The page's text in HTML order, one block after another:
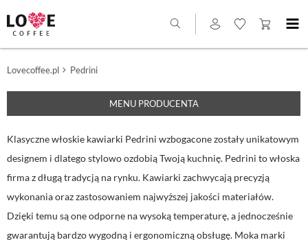
Lovecoffee.pl Pedrini
MENU PRODUCENTA
Klasyczne włoskie kawiarki Pedrini wzbogacone zostały unikatowym
designem i dlatego stylowo ozdobią Twoją kuchnię. Pedrini to włoska
firma z długą tradycją na rynku. Kawiarki zachwycają precyzją
wykonania oraz zastosowaniem najwyższej jakości materiałów.
Dzięki temu są one odporne na wysoką temperaturę, a jednocześnie
gwarantują bardzo wygodną i ergonomiczną obsługę. Moka marki